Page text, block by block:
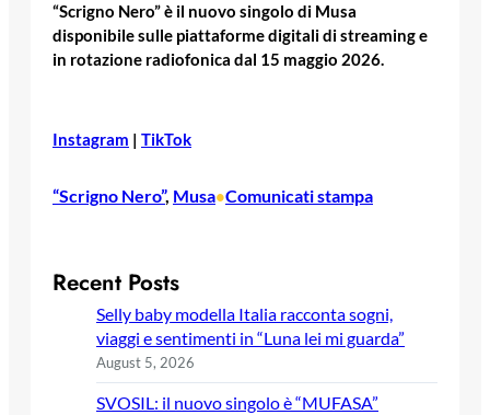
“Scrigno Nero” è il nuovo singolo di Musa
disponibile sulle piattaforme digitali di streaming e
in rotazione radiofonica dal 15 maggio 2026.
Instagram | TikTok
“Scrigno Nero”, Musa•Comunicati stampa
Recent Posts
Selly baby modella Italia racconta sogni,
viaggi e sentimenti in “Luna lei mi guarda”
August 5, 2026
SVOSIL: il nuovo singolo è “MUFASA”